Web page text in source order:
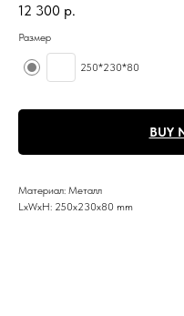
12 300 р.
Размер
250*230*80
BUY
Материал: Металл
LxWxH: 250x230x80 mm